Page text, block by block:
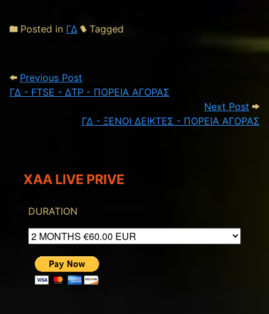
Posted in ΓΔ Tagged
Post navigation
Previous Post
ΓΔ - FTSE - ΔΤΡ - ΠΟΡΕΙΑ ΑΓΟΡΑΣ
Next Post
ΓΔ - ΞΕΝΟΙ ΔΕΙΚΤΕΣ - ΠΟΡΕΙΑ ΑΓΟΡΑΣ
XAA LIVE PRIVE
DURATION